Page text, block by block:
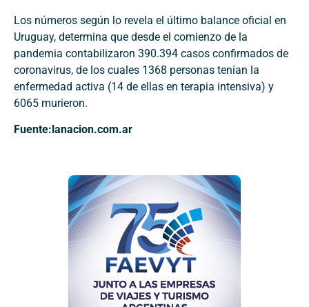
Los números según lo revela el último balance oficial en
Uruguay, determina que desde el comienzo de la
pandemia contabilizaron 390.394 casos confirmados de
coronavirus, de los cuales 1368 personas tenían la
enfermedad activa (14 de ellas en terapia intensiva) y
6065 murieron.
Fuente:lanacion.com.ar